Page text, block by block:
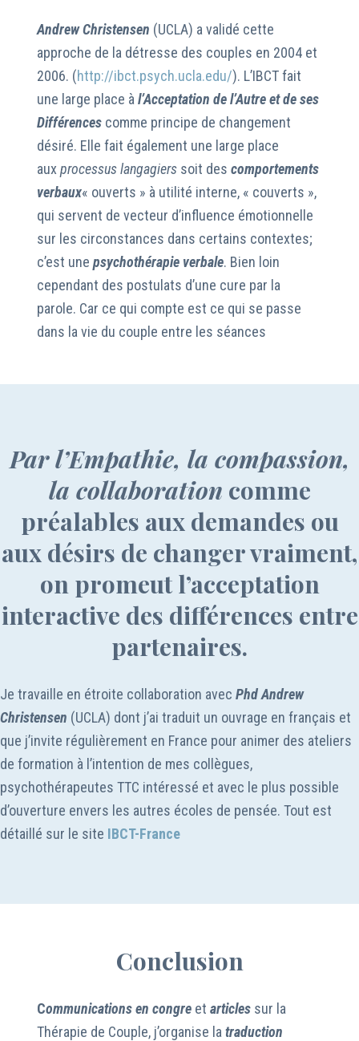
Andrew Christensen (UCLA) a validé cette
approche de la détresse des couples en 2004 et
2006. (http://ibct.psych.ucla.edu/). L’IBCT fait
une large place àl’Acceptation de l’Autre et de ses
Différences comme principe de changement
désiré. Elle fait également une large place
auxprocessus langagiers soit descomportements
verbaux« ouverts » à utilité interne, « couverts »,
qui servent de vecteur d’influence émotionnelle
sur les circonstances dans certains contextes;
c’est unepsychothérapie verbale. Bien loin
cependant des postulats d’une cure par la
parole. Car ce qui compte est ce qui se passe
dans la vie du couple entre les séances
Par l’Empathie, la compassion,
la collaboration comme
préalables aux demandes ou
aux désirs de changer vraiment,
on promeut l’acceptation
interactive des différences entre
partenaires.
Je travaille en étroite collaboration avec PhdAndrew
Christensen (UCLA) dont j’ai traduit un ouvrage en français et
que j’invite régulièrement en France pour animer des ateliers
de formation à l’intention de mes collègues,
psychothérapeutes TTC intéressé et avec le plus possible
d’ouverture envers les autres écoles de pensée. Tout est
détaillé sur le site IBCT-France
Conclusion
Communications en congre etarticles sur la
Thérapie de Couple, j’organise latraduction